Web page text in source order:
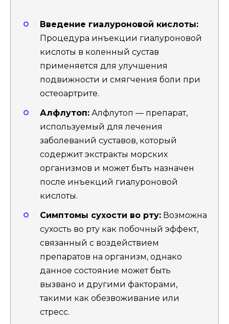
Введение гиалуроновой кислоты:
Процедура инъекции гиалуроновой
кислоты в коленный сустав
применяется для улучшения
подвижности и смягчения боли при
остеоартрите.
Алфлутоп: Алфлутоп — препарат,
используемый для лечения
заболеваний суставов, который
содержит экстракты морских
организмов и может быть назначен
после инъекций гиалуроновой
кислоты.
Симптомы сухости во рту: Возможна
сухость во рту как побочный эффект,
связанный с воздействием
препаратов на организм, однако
данное состояние может быть
вызвано и другими факторами,
такими как обезвоживание или
стресс.